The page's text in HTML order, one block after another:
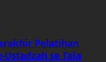
Pelatihan
se Tala